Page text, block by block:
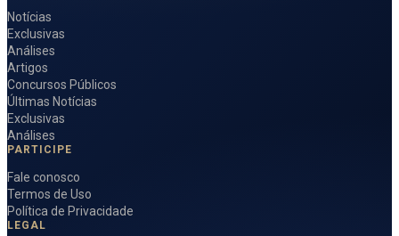
Notícias
Exclusivas
Análises
Artigos
Concursos Públicos
Últimas Notícias
Exclusivas
Análises
PARTICIPE
Fale conosco
Termos de Uso
Política de Privacidade
LEGAL